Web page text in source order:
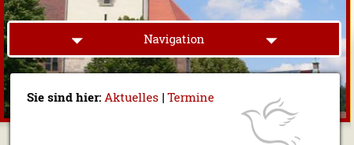
Navigation
Sie sind hier:Aktuelles |Termine